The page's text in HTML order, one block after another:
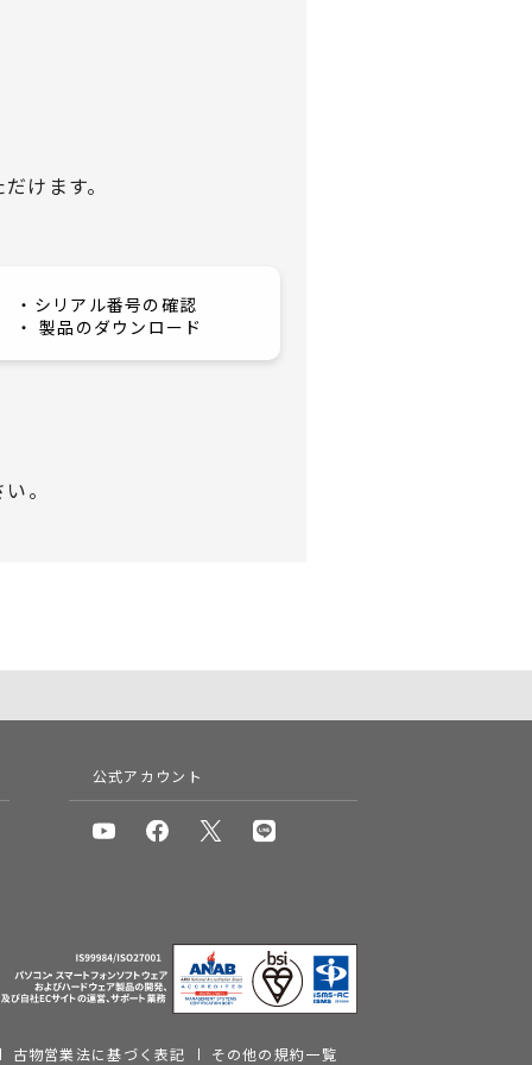
けます。
・シリアル番号の確認
・ 製品のダウンロード
。
公式アカウント
古物営業法に基づく表記 その他の規約一覧